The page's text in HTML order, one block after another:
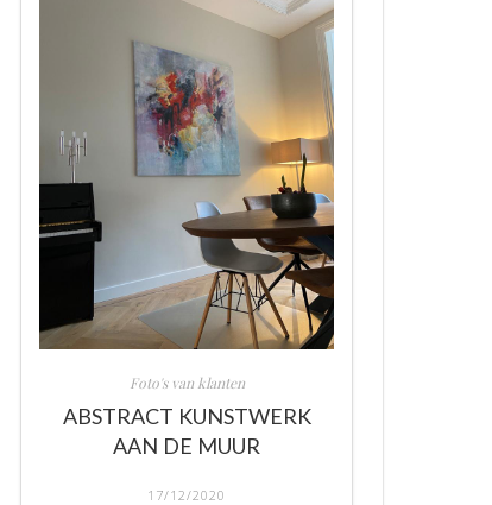
Foto's van klanten
ABSTRACT KUNSTWERK
AAN DE MUUR
17/12/2020